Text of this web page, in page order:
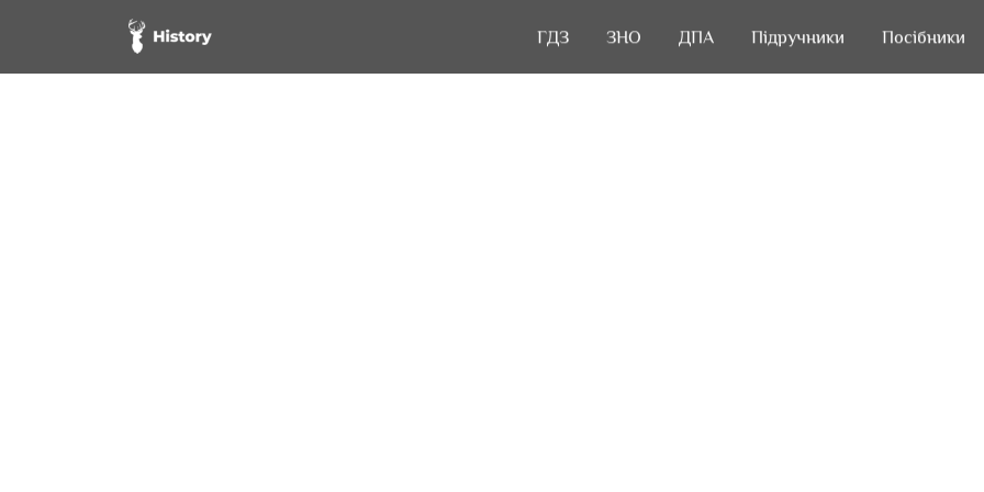
ГДЗ
ГДЗ ЗНО
ЗНО ДПА
ДПА Підручники
Підручники Посібники
Посібники